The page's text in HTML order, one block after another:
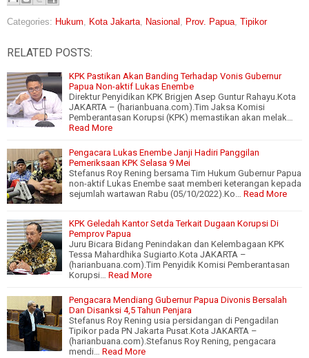
Categories: Hukum, Kota Jakarta, Nasional , Prov. Papua, Tipikor
RELATED POSTS:
KPK Pastikan Akan Banding Terhadap Vonis Gubernur
Papua Non-aktif Lukas Enembe
Direktur Penyidikan KPK Brigjen Asep Guntur Rahayu.Kota
JAKARTA – (harianbuana.com).Tim Jaksa Komisi
Pemberantasan Korupsi (KPK) memastikan akan melak…
Read More
Pengacara Lukas Enembe Janji Hadiri Panggilan
Pemeriksaan KPK Selasa 9 Mei
Stefanus Roy Rening bersama Tim Hukum Gubernur Papua
non-aktif Lukas Enembe saat memberi keterangan kepada
sejumlah wartawan Rabu (05/10/2022).Ko… Read More
KPK Geledah Kantor Setda Terkait Dugaan Korupsi Di
Pemprov Papua
Juru Bicara Bidang Penindakan dan Kelembagaan KPK
Tessa Mahardhika Sugiarto.Kota JAKARTA –
(harianbuana.com).Tim Penyidik Komisi Pemberantasan
Korupsi… Read More
Pengacara Mendiang Gubernur Papua Divonis Bersalah
Dan Disanksi 4,5 Tahun Penjara
Stefanus Roy Rening usia persidangan di Pengadilan
Tipikor pada PN Jakarta Pusat.Kota JAKARTA –
(harianbuana.com).Stefanus Roy Rening, pengacara
mendi… Read More